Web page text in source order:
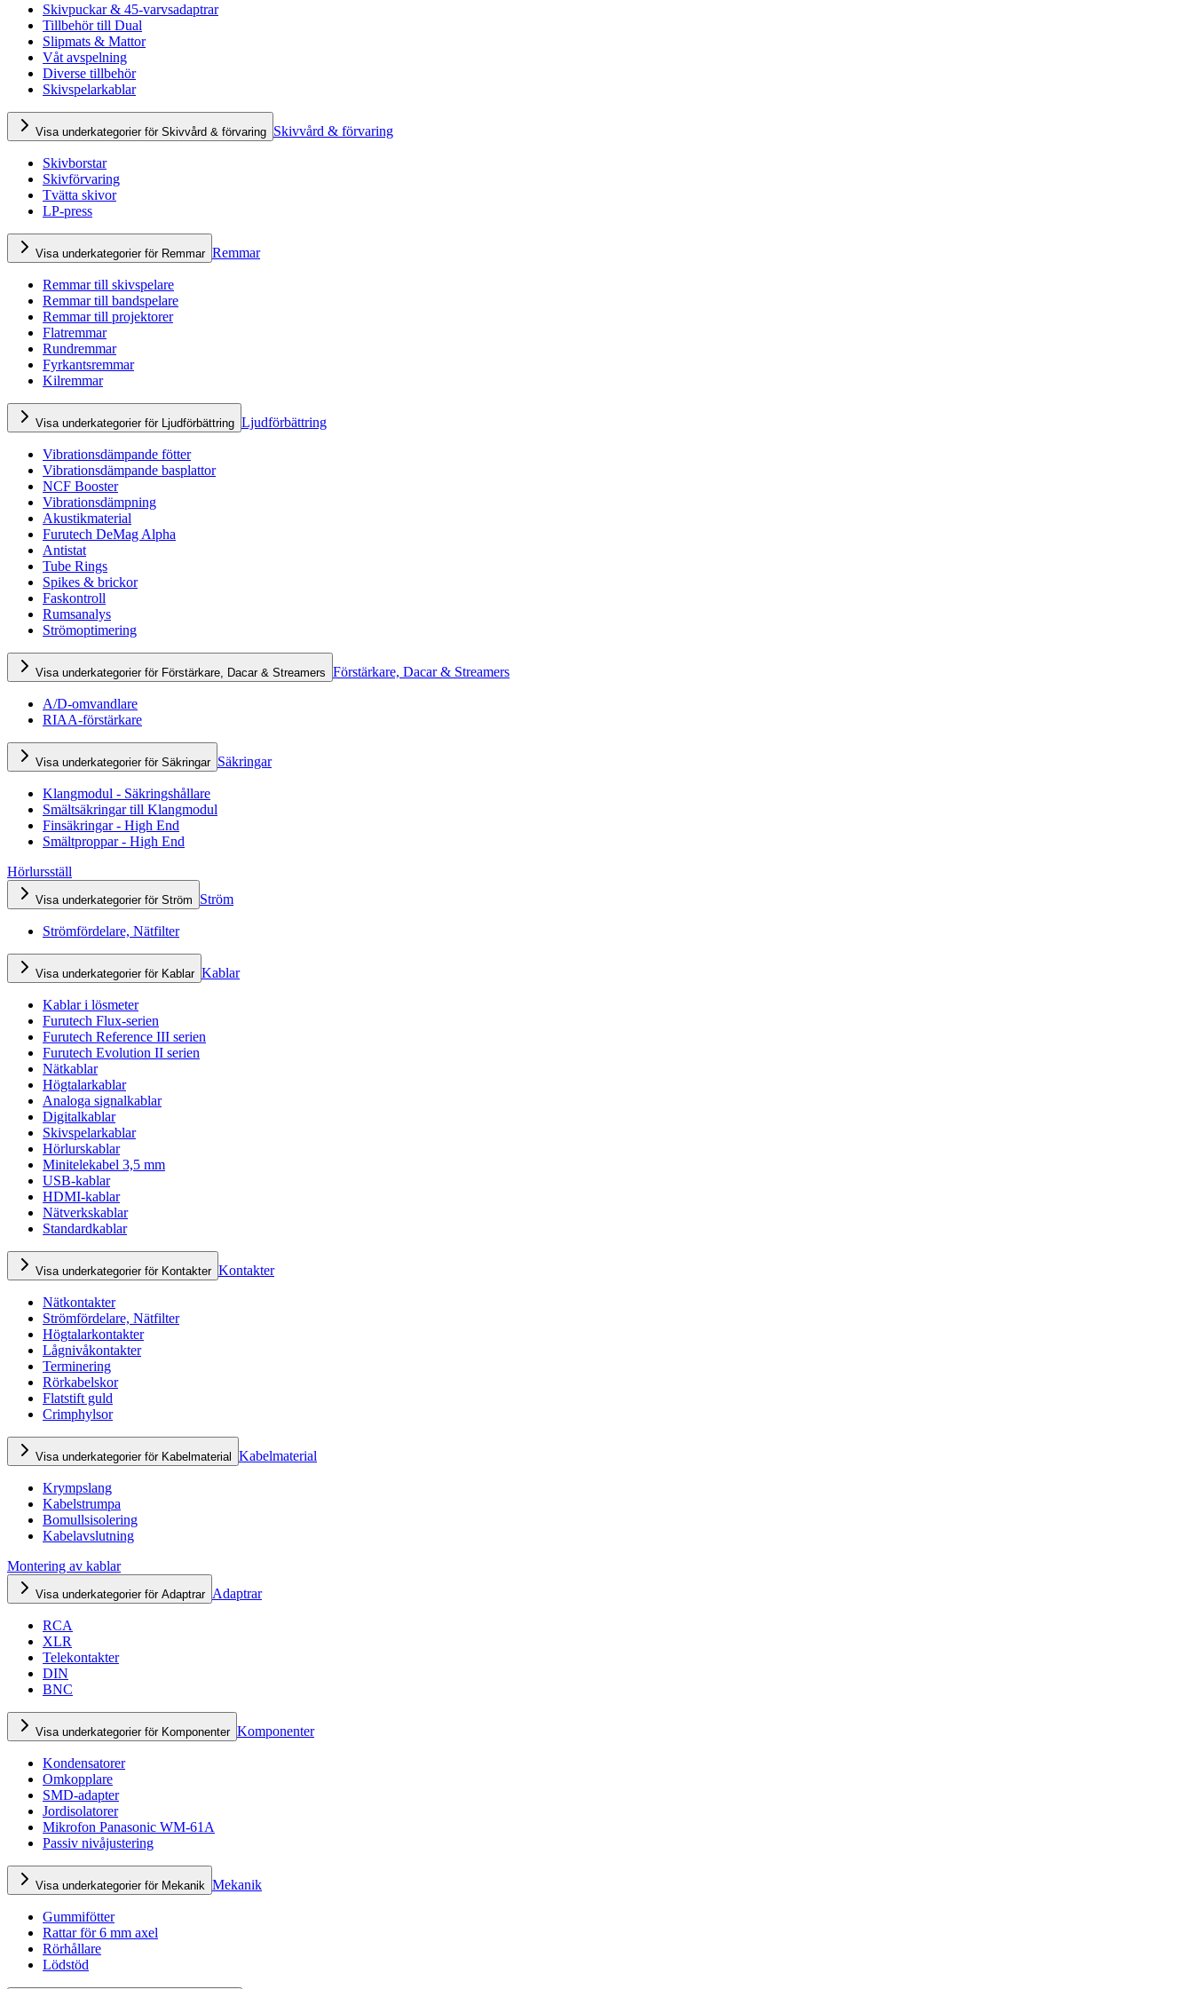
Skivpuckar & 45-varvsadaptrar
Tillbehör till Dual
Slipmats & Mattor
Våt avspelning
Diverse tillbehör
Skivspelarkablar
Visa underkategorier för Skivvård & förvaring Skivvård & förvaring
Skivborstar
Skivförvaring
Tvätta skivor
LP-press
Visa underkategorier för Remmar Remmar
Remmar till skivspelare
Remmar till bandspelare
Remmar till projektorer
Flatremmar
Rundremmar
Fyrkantsremmar
Kilremmar
Visa underkategorier för Ljudförbättring Ljudförbättring
Vibrationsdämpande fötter
Vibrationsdämpande basplattor
NCF Booster
Vibrationsdämpning
Akustikmaterial
Furutech DeMag Alpha
Antistat
Tube Rings
Spikes & brickor
Faskontroll
Rumsanalys
Strömoptimering
Visa underkategorier för Förstärkare, Dacar & Streamers Förstärkare, Dacar & Streamers
A/D-omvandlare
RIAA-förstärkare
Visa underkategorier för Säkringar Säkringar
Klangmodul - Säkringshållare
Smältsäkringar till Klangmodul
Finsäkringar - High End
Smältproppar - High End
Hörlursställ
Visa underkategorier för Ström Ström
Strömfördelare, Nätfilter
Visa underkategorier för Kablar Kablar
Kablar i lösmeter
Furutech Flux-serien
Furutech Reference III serien
Furutech Evolution II serien
Nätkablar
Högtalarkablar
Analoga signalkablar
Digitalkablar
Skivspelarkablar
Hörlurskablar
Minitelekabel 3,5 mm
USB-kablar
HDMI-kablar
Nätverkskablar
Standardkablar
Visa underkategorier för Kontakter Kontakter
Nätkontakter
Strömfördelare, Nätfilter
Högtalarkontakter
Lågnivåkontakter
Terminering
Rörkabelskor
Flatstift guld
Crimphylsor
Visa underkategorier för Kabelmaterial Kabelmaterial
Krympslang
Kabelstrumpa
Bomullsisolering
Kabelavslutning
Montering av kablar
Visa underkategorier för Adaptrar Adaptrar
RCA
XLR
Telekontakter
DIN
BNC
Visa underkategorier för Komponenter Komponenter
Kondensatorer
Omkopplare
SMD-adapter
Jordisolatorer
Mikrofon Panasonic WM-61A
Passiv nivåjustering
Visa underkategorier för Mekanik Mekanik
Gummifötter
Rattar för 6 mm axel
Rörhållare
Lödstöd